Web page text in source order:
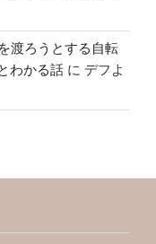
渡ろうとする自転
わかる話 に デフよ